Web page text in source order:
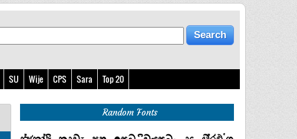
SU Wije CPS Sara Top 20
Random Fonts